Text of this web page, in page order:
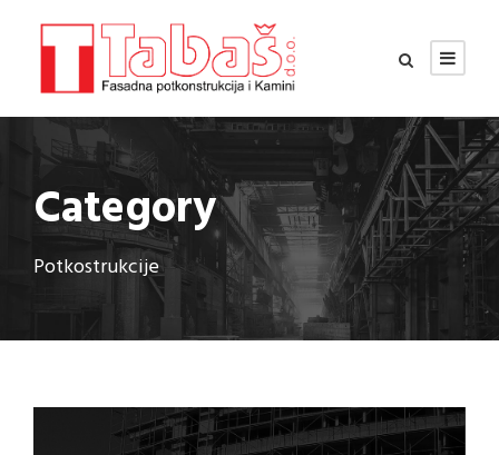
Category
Potkostrukcije